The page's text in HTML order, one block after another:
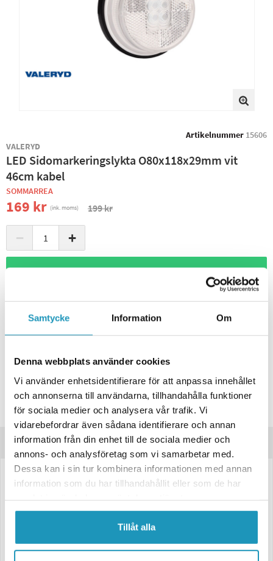
Samtycke Information Om
Denna webbplats använder cookies
Vi använder enhetsidentifierare för att anpassa innehållet
och annonserna till användarna, tillhandahålla funktioner
för sociala medier och analysera vår trafik. Vi
vidarebefordrar även sådana identifierare och annan
information från din enhet till de sociala medier och
annons- och analysföretag som vi samarbetar med.
Dessa kan i sin tur kombinera informationen med annan
information som du har tillhandahållit eller som de har
Tillåt alla
Artikelnummer 15606
VALERYD
LED Sidomarkeringslykta O80x118x29mm vit
46cm kabel
SOMMARREA
169 kr (ink. moms) 199 kr
− +
+ LÄGG I KUNDVAGN
ONLINELAGER
BESTÄLLNINGSVARA
Skickas inom 4-6 Arbetsdagar
BUTIKSLAGER
Leverans- & Returinformation
Spara produkt
Frågor om produkten?
Produktinformation
3170032
Prisvärd vit LED Sidomarkeringslykta från Valeryd.
46cm kabel